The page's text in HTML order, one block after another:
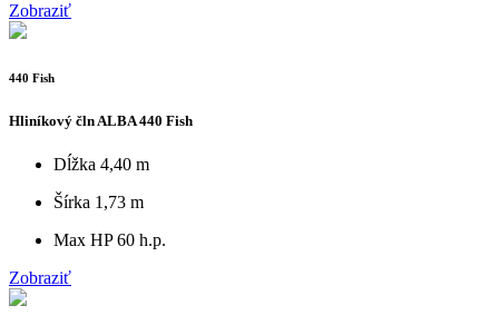
Zobraziť
440 Fish
Hliníkový čln ALBA 440 Fish
Dĺžka 4,40 m
Šírka 1,73 m
Max HP 60 h.p.
Zobraziť